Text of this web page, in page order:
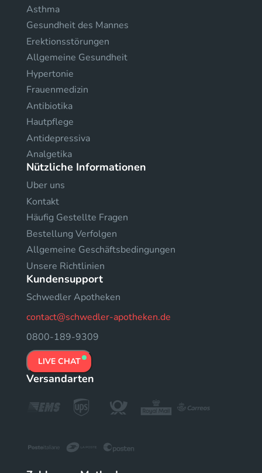
Asthma
Gesundheit des Mannes
Erektionsstörungen
Allgemeine Gesundheit
Hypertonie
Frauenmedizin
Antibiotika
Hautpflege
Antidepressiva
Analgetika
Nützliche Informationen
Uber uns
Kontakt
Häufig Gestellte Fragen
Bestellung Verfolgen
Allgemeine Geschäftsbedingungen
Unsere Richtlinien
Kundensupport
Schwedler Apotheken
contact@schwedler-apotheken.de
0800-189-9309
LIVE CHAT
Versandarten